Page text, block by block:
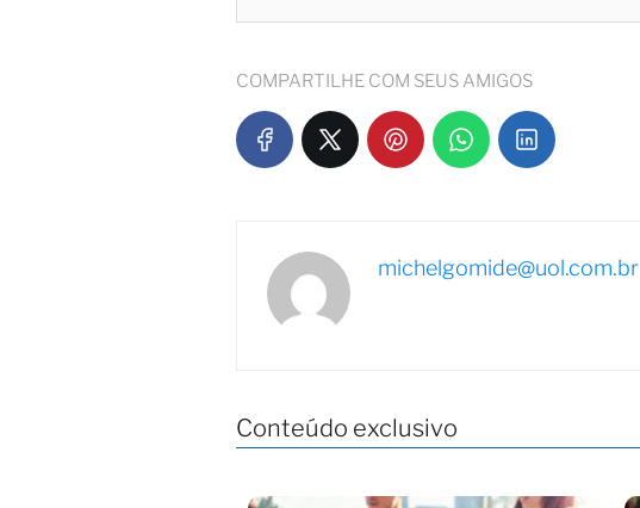
COMPARTILHE COM SEUS AMIGOS
michelgomide@uol.com.br
Conteúdo exclusivo